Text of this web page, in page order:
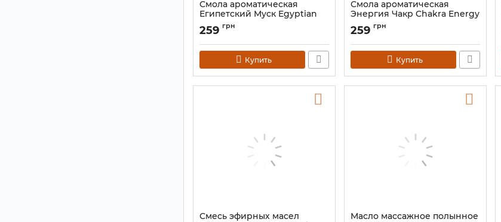
Смола ароматическая
Египетский Муск Egyptian
Musk 60 грамм.
Артикул:
259 грн
Купить
Смола ароматическая
Энергия Чакр Chakra Energy
60 грамм.
Артикул:
259 грн
Купить
Смесь эфирных масел
Масло массажное полынное